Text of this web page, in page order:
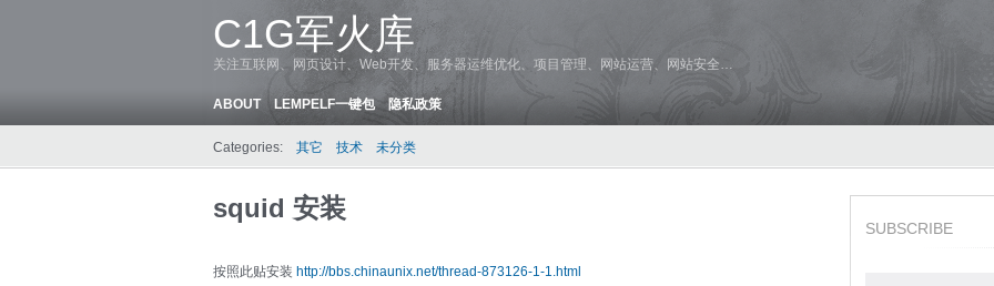
C1G军火库
关注互联网、网页设计、Web开发、服务器运维优化、项目管理、网站运营、网站安全…
ABOUT LEMPELF一键包 隐私政策
Categories: 其它 技术 未分类
squid 安装
按照此贴安装 http://bbs.chinaunix.net/thread-873126-1-1.html
SUBSCRIBE